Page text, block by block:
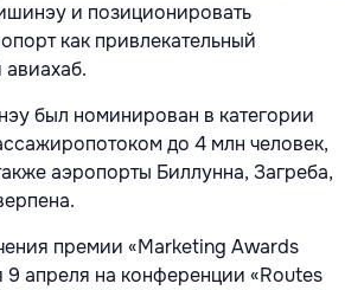
и позиционировать
как привлекательный
был номинирован в категории
до 4 млн человек,
аэропорты Биллунна, Загреба,
премии «Marketing Awards
9 апреля на конференции «Routes